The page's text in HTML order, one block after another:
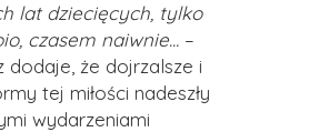
lat dziecięcych, tylko
czasem naiwnie... –
dodaje, że dojrzalsze i
tej miłości nadeszły
wydarzeniami